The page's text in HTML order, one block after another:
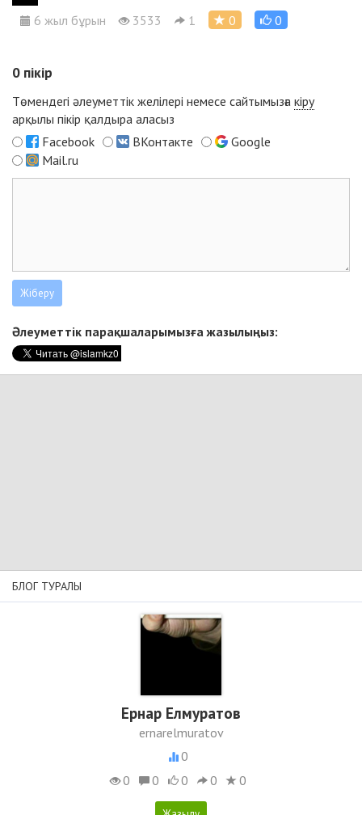
6 жыл бұрын
3533 1 0 0
0 пікір
Төмендегі әлеуметтік желілері немесе сайтымызға кіру
арқылы пікір қалдыра аласыз
Facebook
ВКонтакте
Google
Mail.ru
Әлеуметтік парақшаларымызға жазылыңыз:
БЛОГ ТУРАЛЫ
Ернар Елмуратов
ernarelmuratov
0
0
0 0 0 0